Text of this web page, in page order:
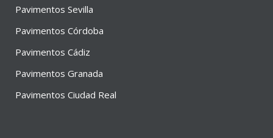
Pavimentos Sevilla
Pavimentos Córdoba
Pavimentos Cádiz
Pavimentos Granada
Pavimentos Ciudad Real